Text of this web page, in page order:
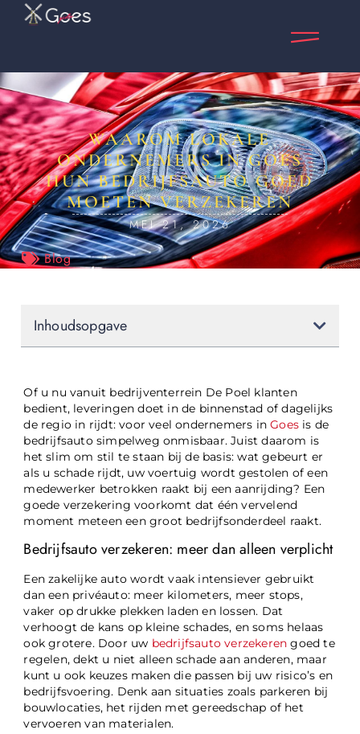
WAAROM LOKALE
ONDERNEMERS IN GOES
HUN BEDRIJFSAUTO GOED
MOETEN VERZEKEREN
MEI 21, 2026
Blog
Of u nu vanuit bedrijventerrein De Poel klanten
bedient, leveringen doet in de binnenstad of dagelijks
de regio in rijdt: voor veel ondernemers inGoes is de
bedrijfsauto simpelweg onmisbaar. Juist daarom is
het slim om stil te staan bij de basis: wat gebeurt er
als u schade rijdt, uw voertuig wordt gestolen of een
medewerker betrokken raakt bij een aanrijding? Een
goede verzekering voorkomt dat één vervelend
moment meteen een groot bedrijfsonderdeel raakt.
Bedrijfsauto verzekeren: meer dan alleen verplicht
Een zakelijke auto wordt vaak intensiever gebruikt
dan een privéauto: meer kilometers, meer stops,
vaker op drukke plekken laden en lossen. Dat
verhoogt de kans op kleine schades, en soms helaas
ook grotere. Door uw bedrijfsauto verzekeren goed te
regelen, dekt u niet alleen schade aan anderen, maar
kunt u ook keuzes maken die passen bij uw risico’s en
bedrijfsvoering. Denk aan situaties zoals parkeren bij
bouwlocaties, het rijden met gereedschap of het
vervoeren van materialen.
Inhoudsopgave